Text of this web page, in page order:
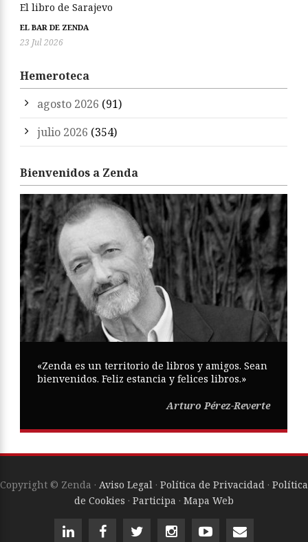
El libro de Sarajevo
EL BAR DE ZENDA
23 Jul 2026
Hemeroteca
agosto 2026 (91)
julio 2026 (354)
Bienvenidos a Zenda
«Zenda es un territorio de libros y amigos. Sean
bienvenidos. Feliz estancia y felices libros.»
Arturo Pérez-Reverte
Copyright © Zenda · Aviso Legal · Política de Privacidad · Política
de Cookies · Participa · Mapa Web